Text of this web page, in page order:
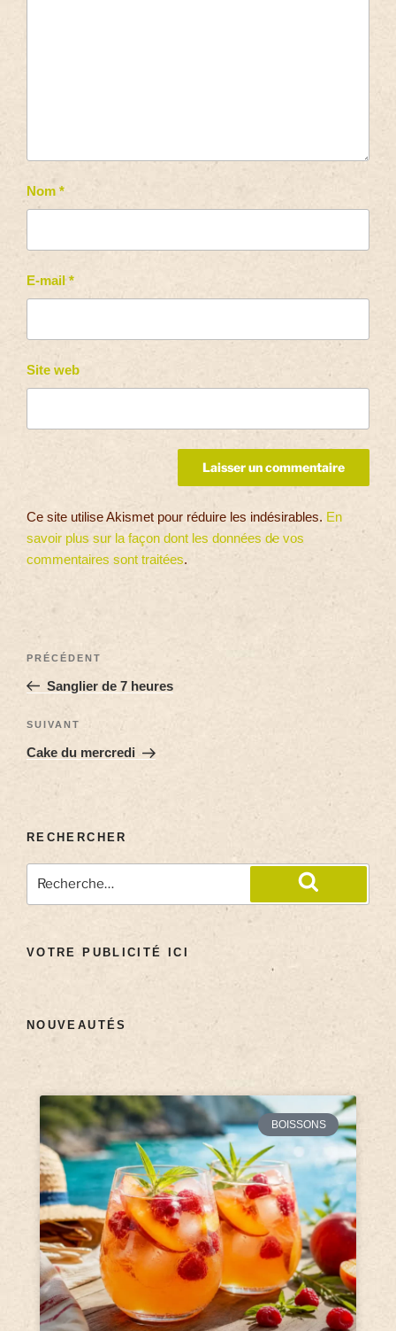
Nom *
E-mail*
Site web
Ce site utilise Akismet pour réduire les indésirables. En
savoir plus sur la façon dont les données de vos
commentaires sont traitées.
PRÉCÉDENT
Sanglier de 7 heures
SUIVANT
Cake du mercredi
RECHERCHER
VOTRE PUBLICITÉ ICI
NOUVEAUTÉS
BOISSONS